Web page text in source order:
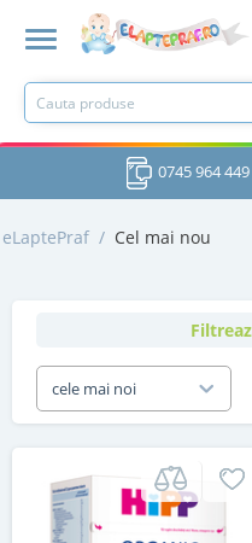
0745 964 449
eLaptePraf / Cel mai nou
cele mai noi